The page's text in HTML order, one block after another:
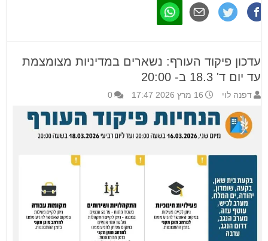
עדכון פיקוד העורף: נשארים במדיניות מצומצמת
עד יום ד' 18.3 ב- 20:00
דפנה לוי 16 מרץ 2026 17:47 0